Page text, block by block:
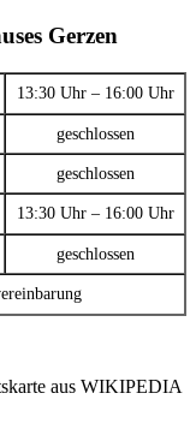
Gerzen
13:30 Uhr – 16:00 Uhr
geschlossen
geschlossen
13:30 Uhr – 16:00 Uhr
geschlossen